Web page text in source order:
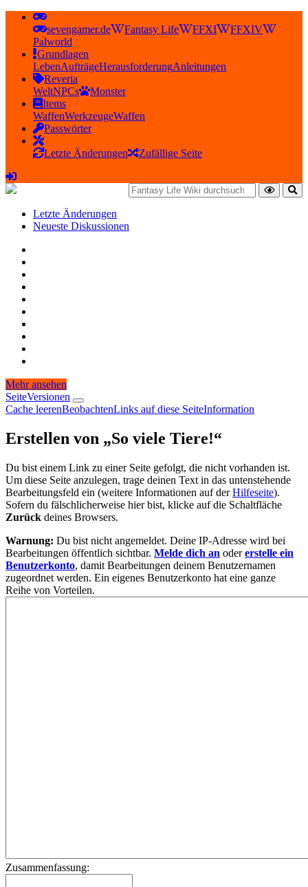
sevengamer.de Fantasy Life FFXI
FFXIV
Palworld
Grundlagen
LebenAufträgeHerausforderungAnleitungen
Reveria
WeltNPCs
Monster
Items
WaffenWerkzeugeWaffen
Passwörter
Letzte Änderungen Zufällige Seite
Letzte Änderungen
Neueste Diskussionen
Mehr ansehen
SeiteVersionen
Cache leerenBeobachtenLinks auf diese SeiteInformation
Erstellen von „So viele Tiere!“
Du bist einem Link zu einer Seite gefolgt, die nicht vorhanden ist.
Um diese Seite anzulegen, trage deinen Text in das untenstehende
Bearbeitungsfeld ein (weitere Informationen auf derHilfeseite).
Sofern du fälschlicherweise hier bist, klicke auf die Schaltfläche
Zurück deines Browsers.
Warnung: Du bist nicht angemeldet. Deine IP-Adresse wird bei
Bearbeitungen öffentlich sichtbar. Melde dich an odererstelle ein
Benutzerkonto, damit Bearbeitungen deinem Benutzernamen
zugeordnet werden. Ein eigenes Benutzerkonto hat eine ganze
Reihe von Vorteilen.
Zusammenfassung: